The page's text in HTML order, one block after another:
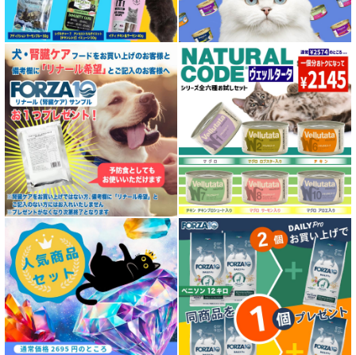
特殊製法のドッグフード
特殊製法のキャットフード
全年齢対応 フード for DOG
パピー用 フード for DOG
成犬用 フード for DOG
シニア犬用フード for DOG
食物アレルギー対応 ドッグフード
腎臓ケア対応ドッグフード